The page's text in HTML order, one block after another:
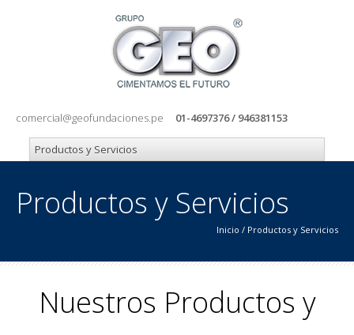
comercial@geofundaciones.pe 01-4697376 / 946381153
Productos y Servicios
Inicio / Productos y Servicios
Nuestros Productos y